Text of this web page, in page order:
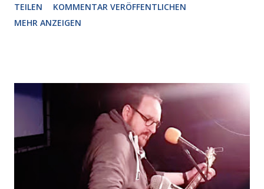
bin direkt erleichtert." "Dein Rezept für jute Laune musste
mir ooch irgendwann mal verraten." "Überleg doch mal,
Lass dit ma nich Marie hören." "Die is drinne." "Ick bin
drinne!" "Siehste? Ick bin jedenfalls überglücklich. Dit
hätt janz anders kommen können. Denk an' Vulkan, oder dit
Brummer-Eck." "Naja, haste ja recht, ick bin ja ooch froh."
"Ick hör nüscht, ick bin drinne!" "Ick bin ooch FROH!" ...
TEILEN
KOMMENTAR VERÖFFENTLICHEN
MEHR ANZEIGEN